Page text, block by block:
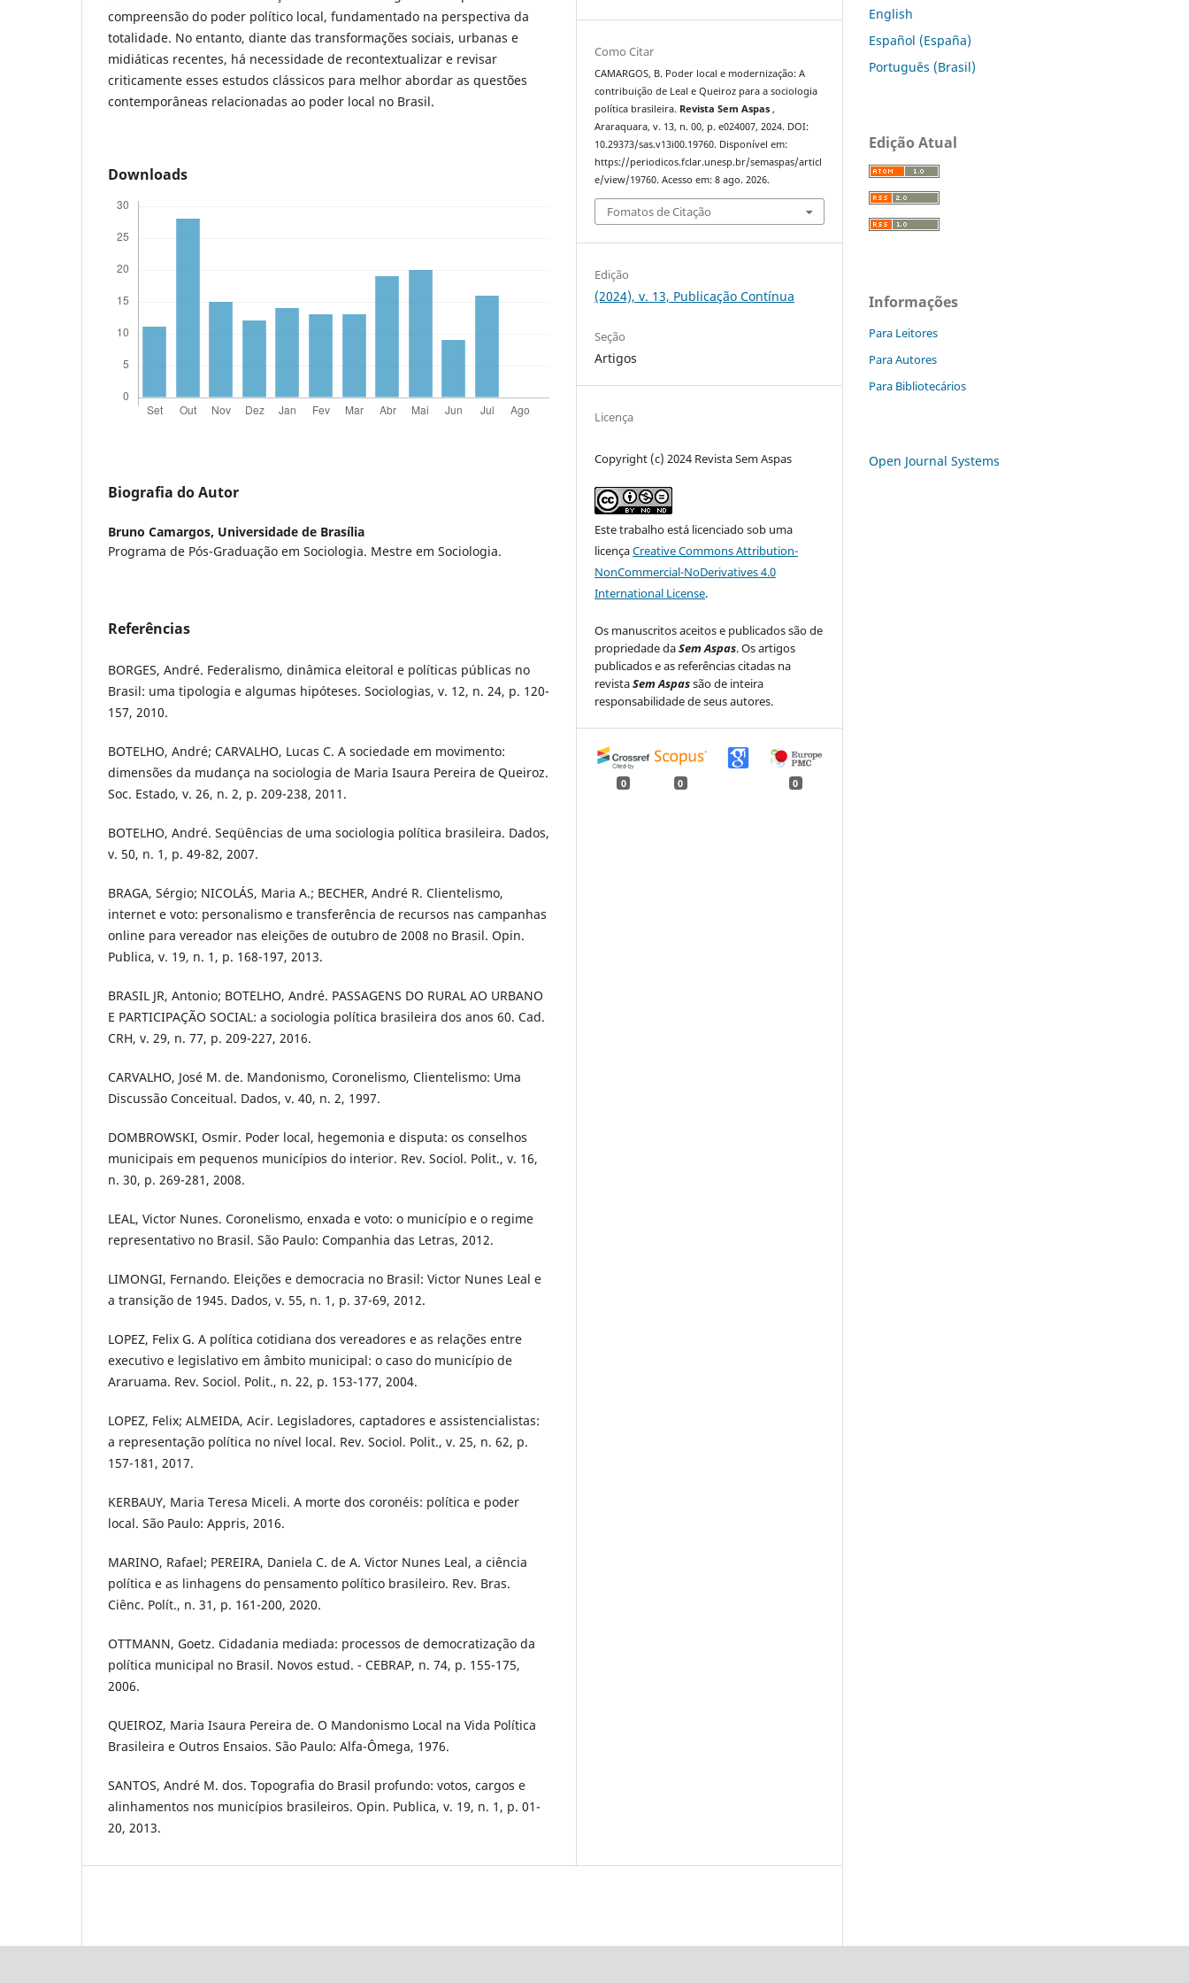
compreensão do poder político local, fundamentado na perspectiva da
totalidade. No entanto, diante das transformações sociais, urbanas e
midiáticas recentes, há necessidade de recontextualizar e revisar
criticamente esses estudos clássicos para melhor abordar as questões
contemporâneas relacionadas ao poder local no Brasil.
Downloads
Biografia do Autor
Bruno Camargos, Universidade de Brasília
Programa de Pós-Graduação em Sociologia. Mestre em Sociologia.
Referências
BORGES, André. Federalismo, dinâmica eleitoral e políticas públicas no
Brasil: uma tipologia e algumas hipóteses. Sociologias, v. 12, n. 24, p. 120-
157, 2010.
BOTELHO, André; CARVALHO, Lucas C. A sociedade em movimento:
dimensões da mudança na sociologia de Maria Isaura Pereira de Queiroz.
Soc. Estado, v. 26, n. 2, p. 209-238, 2011.
BOTELHO, André. Seqüências de uma sociologia política brasileira. Dados,
v. 50, n. 1, p. 49-82, 2007.
BRAGA, Sérgio; NICOLÁS, Maria A.; BECHER, André R. Clientelismo,
internet e voto: personalismo e transferência de recursos nas campanhas
online para vereador nas eleições de outubro de 2008 no Brasil. Opin.
Publica, v. 19, n. 1, p. 168-197, 2013.
BRASIL JR, Antonio; BOTELHO, André. PASSAGENS DO RURAL AO URBANO
E PARTICIPAÇÃO SOCIAL: a sociologia política brasileira dos anos 60. Cad.
CRH, v. 29, n. 77, p. 209-227, 2016.
CARVALHO, José M. de. Mandonismo, Coronelismo, Clientelismo: Uma
Discussão Conceitual. Dados, v. 40, n. 2, 1997.
DOMBROWSKI, Osmir. Poder local, hegemonia e disputa: os conselhos
municipais em pequenos municípios do interior. Rev. Sociol. Polit., v. 16,
n. 30, p. 269-281, 2008.
LEAL, Victor Nunes. Coronelismo, enxada e voto: o município e o regime
representativo no Brasil. São Paulo: Companhia das Letras, 2012.
LIMONGI, Fernando. Eleições e democracia no Brasil: Victor Nunes Leal e
a transição de 1945. Dados, v. 55, n. 1, p. 37-69, 2012.
LOPEZ, Felix G. A política cotidiana dos vereadores e as relações entre
executivo e legislativo em âmbito municipal: o caso do município de
Araruama. Rev. Sociol. Polit., n. 22, p. 153-177, 2004.
LOPEZ, Felix; ALMEIDA, Acir. Legisladores, captadores e assistencialistas:
a representação política no nível local. Rev. Sociol. Polit., v. 25, n. 62, p.
157-181, 2017.
KERBAUY, Maria Teresa Miceli. A morte dos coronéis: política e poder
local. São Paulo: Appris, 2016.
MARINO, Rafael; PEREIRA, Daniela C. de A. Victor Nunes Leal, a ciência
política e as linhagens do pensamento político brasileiro. Rev. Bras.
Ciênc. Polít., n. 31, p. 161-200, 2020.
OTTMANN, Goetz. Cidadania mediada: processos de democratização da
política municipal no Brasil. Novos estud. - CEBRAP, n. 74, p. 155-175,
2006.
QUEIROZ, Maria Isaura Pereira de. O Mandonismo Local na Vida Política
Brasileira e Outros Ensaios. São Paulo: Alfa-Ômega, 1976.
SANTOS, André M. dos. Topografia do Brasil profundo: votos, cargos e
alinhamentos nos municípios brasileiros. Opin. Publica, v. 19, n. 1, p. 01-
20, 2013.
Como Citar
CAMARGOS, B. Poder local e modernização: A
contribuição de Leal e Queiroz para a sociologia
política brasileira. Revista Sem Aspas,
Araraquara, v. 13, n. 00, p. e024007, 2024. DOI:
10.29373/sas.v13i00.19760. Disponível em:
https://periodicos.fclar.unesp.br/semaspas/articl
e/view/19760. Acesso em: 8 ago. 2026.
Fomatos de Citação
Edição
(2024), v. 13, Publicação Contínua
Seção
Artigos
Licença
Copyright (c) 2024 Revista Sem Aspas
Este trabalho está licenciado sob uma
licençaCreative Commons Attribution-
NonCommercial-NoDerivatives 4.0
International License.
Os manuscritos aceitos e publicados são de
propriedade daSem Aspas. Os artigos
publicados e as referências citadas na
revistaSem Aspassão de inteira
responsabilidade de seus autores.
0 0 0
English
Español (España)
Português (Brasil)
Edição Atual
Informações
Para Leitores
Para Autores
Para Bibliotecários
Open Journal Systems